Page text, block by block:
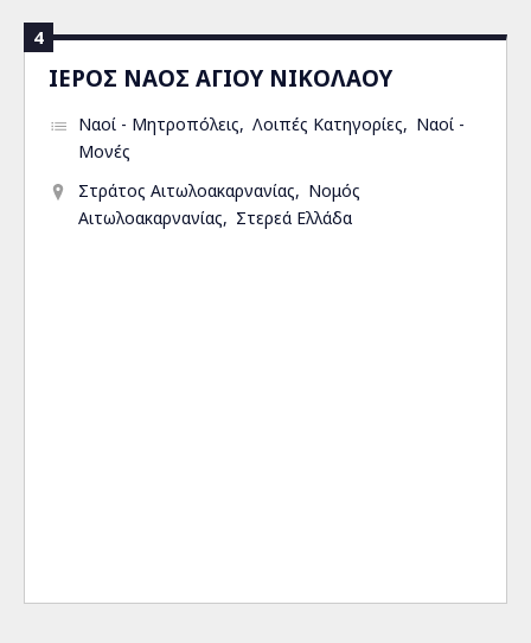
4
ΙΕΡΟΣ ΝΑΟΣ ΑΓΙΟΥ ΝΙΚΟΛΑΟΥ
Ναοί - Μητροπόλεις Λοιπές Κατηγορίες
Ναοί -
Μονές
Στράτος Αιτωλοακαρνανίας
Νομός
Αιτωλοακαρνανίας
Στερεά Ελλάδα